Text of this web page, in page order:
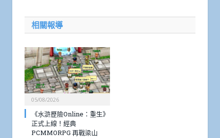
相關報導
05/08/2026
《水滸歷險Online：重生》
正式上線！經典
PCMMORPG 再戰梁山